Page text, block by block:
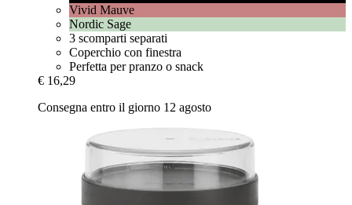
Vivid Mauve
Nordic Sage
3 scomparti separati
Coperchio con finestra
Perfetta per pranzo o snack
€ 16,29
Consegna entro il giorno 12 agosto